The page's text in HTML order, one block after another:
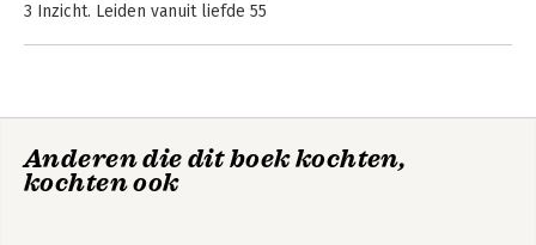
contentplatform
3 Inzicht. Leiden vanuit liefde 55
9 Winst. De ROI van een liefdevolle organisatie 175
Anderen die dit boek kochten,
kochten ook